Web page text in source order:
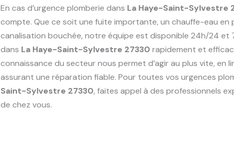
En cas d’urgence plomberie dans La Haye-Saint-Sylvestre
compte. Que ce soit une fuite importante, un chauffe-eau en
canalisation bouchée, notre équipe est disponible 24h/24 et
dans La Haye-Saint-Sylvestre 27330 rapidement et
connaissance du secteur nous permet d’agir au plus vite, en
assurant une réparation fiable. Pour toutes vos urgences
Saint-Sylvestre 27330, faites appel à des professionnels
de chez vous.